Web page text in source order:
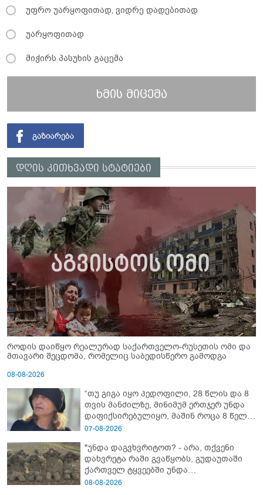
უფრო უარყოფითად, ვიდრე დადებითად
უარყოფითად
მიჭირს პასუხის გაცემა
ხმის მიცემა
დღის კითხვადი სტატიები
როდის დაიწყო რეალურად საქართველო-რუსეთის ომი და
მთავარი შეცდომა, რომელიც საბედისწერო გამოდგა
08-08-2026
“თუ გიგა იყო პედოფილი, 28 წლის და 8
თვის მანძილზე, მინიმუმ ერთჯერ უნდა
დაფიქსირებულიყო, მაშინ როცა 8 წელი
ამზადებდა მოსწავლეებს! - იპოვონ ერთი
ავიწროებდა” - ეკა კუპატაძე
07-08-2026
"უნდა დაგვხვრიტოთ? - არა, თქვენი
დახვრეტა რაში გვაწყობს, გუდაუთაში
ქართველ ტყვეებში უნდა
გადაგცვალოთ..."
08-08-2026